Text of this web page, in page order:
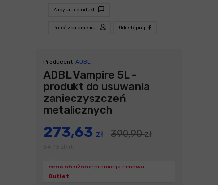
Zapytaj o produkt
Poleć znajomemu Udostępnij
Producent: ADBL
ADBL Vampire 5L -
produkt do usuwania
zanieczyszczeń
metalicznych
273,63 zł 390,90zł
cena obniżona: promocja cenowa -
Outlet